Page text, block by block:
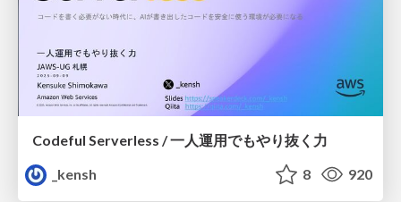
Codeful Serverless / 一人運用でもやり抜く力
_kensh
8 920